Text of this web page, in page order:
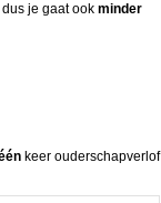
je gaat ook minder
keer ouderschapverlof